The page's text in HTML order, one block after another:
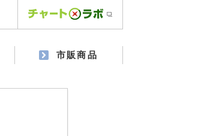
市販商品